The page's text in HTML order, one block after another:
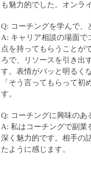
も魅力的でした。オンラ
Q: コーチングを学んで、
A: キャリア相談の場面で
点を持ってもらうことが
ろで、リソースを引き出
す。表情がパッと明るく
「そう言ってもらって
す。
Q: コーチングに興味のあ
A: 私はコーチングで副業
深く魅力的です。相手の
たように感じます。